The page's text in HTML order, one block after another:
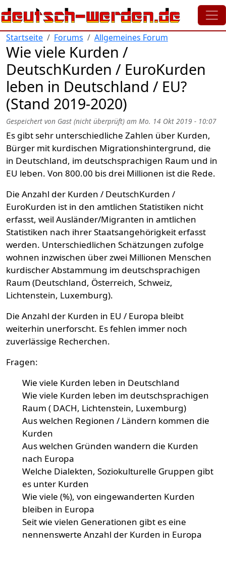
Direkt zum Inhalt
Startseite Forums Allgemeines Forum
Wie viele Kurden /
DeutschKurden / EuroKurden
leben in Deutschland / EU?
(Stand 2019-2020)
Gespeichert von Gast (nicht überprüft) am Mo. 14 Okt 2019 - 10:07
Es gibt sehr unterschiedliche Zahlen über Kurden,
Bürger mit kurdischen Migrationshintergrund, die
in Deutschland, im deutschsprachigen Raum und in
EU leben. Von 800.00 bis drei Millionen ist die Rede.
Die Anzahl der Kurden / DeutschKurden /
EuroKurden ist in den amtlichen Statistiken nicht
erfasst, weil Ausländer/Migranten in amtlichen
Statistiken nach ihrer Staatsangehörigkeit erfasst
werden. Unterschiedlichen Schätzungen zufolge
wohnen inzwischen über zwei Millionen Menschen
kurdischer Abstammung im deutschsprachigen
Raum (Deutschland, Österreich, Schweiz,
Lichtenstein, Luxemburg).
Die Anzahl der Kurden in EU / Europa bleibt
weiterhin unerforscht. Es fehlen immer noch
zuverlässige Recherchen.
Fragen:
Wie viele Kurden leben in Deutschland
Wie viele Kurden leben im deutschsprachigen
Raum ( DACH, Lichtenstein, Luxemburg)
Aus welchen Regionen / Ländern kommen die
Kurden
Aus welchen Gründen wandern die Kurden
nach Europa
Welche Dialekten, Soziokulturelle Gruppen gibt
es unter Kurden
Wie viele (%), von eingewanderten Kurden
bleiben in Europa
Seit wie vielen Generationen gibt es eine
nennenswerte Anzahl der Kurden in Europa